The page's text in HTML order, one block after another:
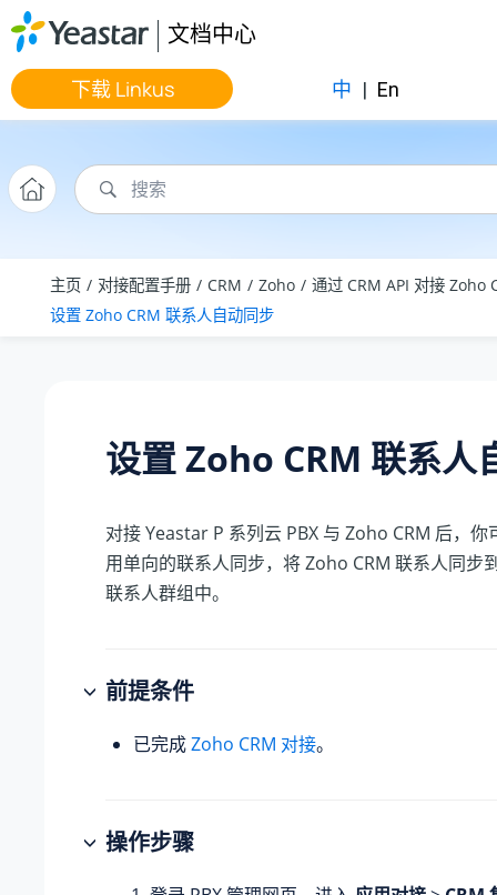
跳转到主要内容
文档中心
下载 Linkus 中 | En
主页 对接配置手册 CRM Zoho
通过 CRM API 对接 Zoho
设置 Zoho CRM 联系人自动同步
设置 Zoho CRM 联系人
对接Yeastar P 系列云 PBX 与 Zoho CRM 后，你
用单向的联系人同步，将 Zoho CRM 联系人同步
联系人群组中。
前提条件
已完成Zoho CRM 对接。
操作步骤